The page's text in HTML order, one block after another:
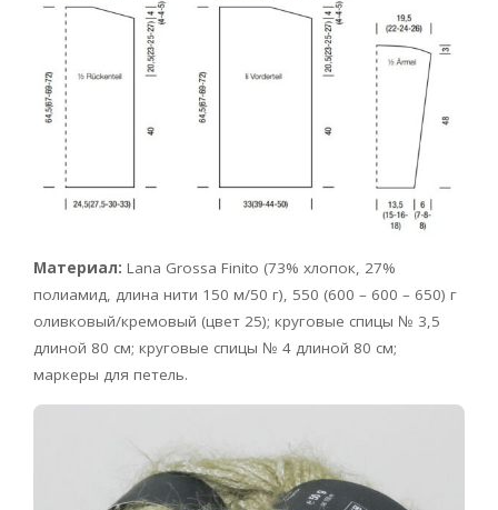
Материал: Lana Grossa Finito (73% хлопок, 27%
полиамид, длина нити 150 м/50 г), 550 (600 – 600 – 650) г
оливковый/кремовый (цвет 25); круговые спицы № 3,5
длиной 80 см; круговые спицы № 4 длиной 80 см;
маркеры для петель.